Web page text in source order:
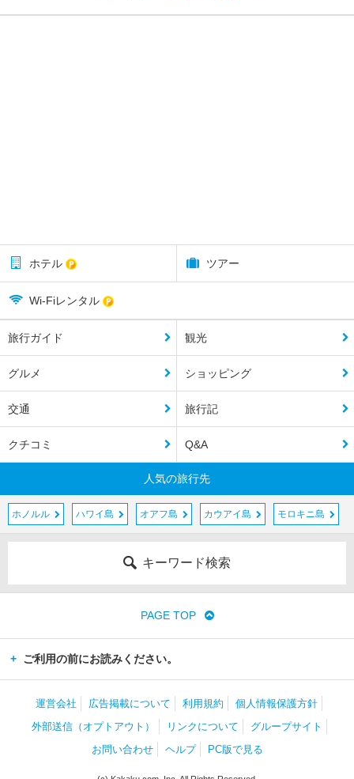
ホテル ツアー
Wi-Fiレンタル
旅行ガイド 観光
グルメ ショッピング
交通 旅行記
クチコミ Q&A
人気の旅行先
ホノルル ハワイ島 オアフ島 カウアイ島 モロキニ島
キーワード検索
PAGE TOP
ご利用の前にお読みください。
運営会社 広告掲載について 利用規約
個人情報保護方針
外部送信（オプトアウト）
リンクについて
グループサイト
お問い合わせ
ヘルプ PC版で見る